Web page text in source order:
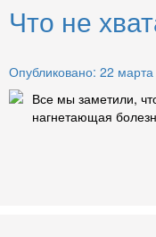
Что не
Опубликовано: 22
Все мы заметили,
нагнетающая